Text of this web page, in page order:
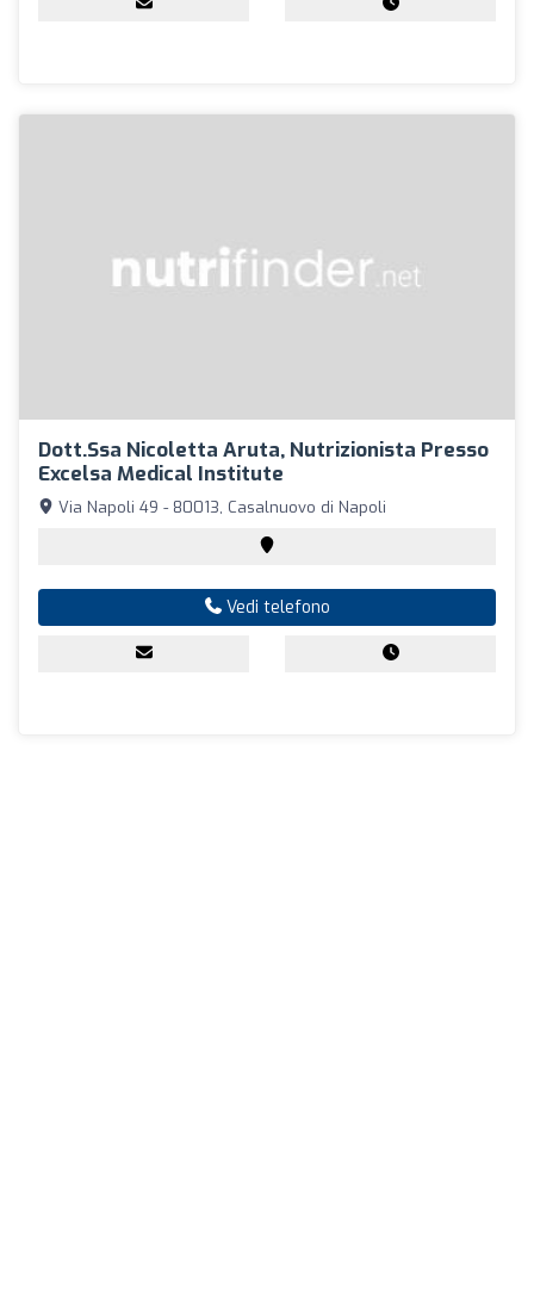
Dott.ssa Nicoletta Aruta, Nutrizionista Presso
Excelsa Medical Institute
Via Napoli 49 - 80013, Casalnuovo di Napoli
Vedi telefono